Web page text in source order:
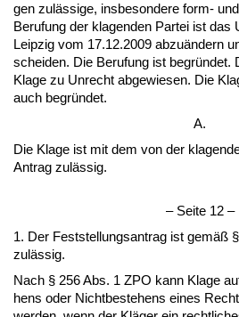
gen zulässi­ge, ins­be­son­de­re form-
Be­ru­fung der kla­gen­den Par­tei ist das
Leip­zig vom 17.12.2009 ab­zuändern
schei­den. Die Be­ru­fung ist be­gründet.
Kla­ge zu Un­recht ab­ge­wie­sen. Die
auch be­gründet.
A.
Die Kla­ge ist mit dem von der
An­trag zulässig.
– Sei­te 12 –
1. Der Fest­stel­lungs­an­trag ist gemäß
zulässig.
Nach § 256 Abs. 1 ZPO kann Kla­ge
hens oder Nicht­be­ste­hens ei­nes